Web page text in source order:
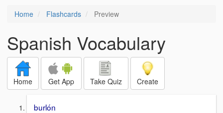
Home Flashcards Preview
Spanish Vocabulary
Home Get App Take Quiz Create
burlón